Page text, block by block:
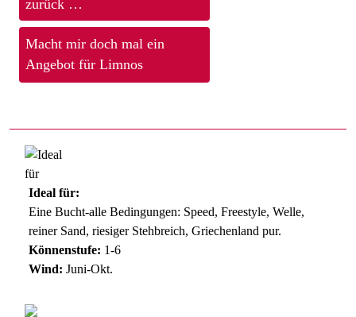
zurück …
Macht mir doch mal ein
Angebot für Limnos
Ideal für:
Eine Bucht-alle Bedingungen: Speed, Freestyle, Welle,
reiner Sand, riesiger Stehbreich, Griechenland pur.
Könnenstufe: 1-6
Wind: Juni-Okt.